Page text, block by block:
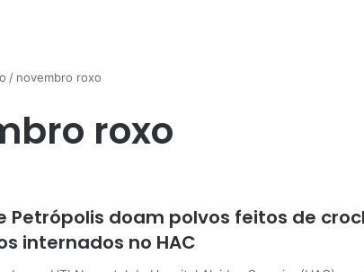
/ novembro roxo
roxo
Petrópolis doam polvos feitos de
internados no HAC